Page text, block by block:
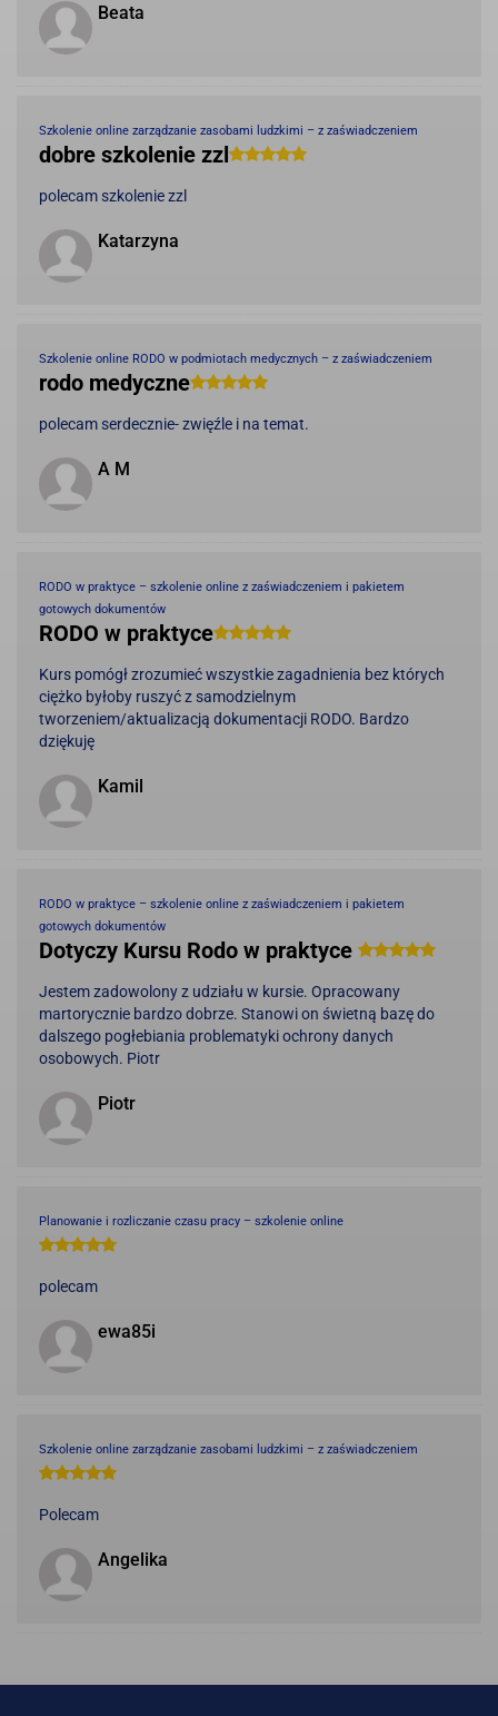
Beata
Szkolenie online zarządzanie zasobami ludzkimi – z zaświadczeniem
dobre szkolenie zzl
polecam szkolenie zzl
Katarzyna
Szkolenie online RODO w podmiotach medycznych – z zaświadczeniem
rodo medyczne
polecam serdecznie- zwięźle i na temat.
A M
RODO w praktyce – szkolenie online z zaświadczeniem i pakietem
gotowych dokumentów
RODO w praktyce
Kurs pomógł zrozumieć wszystkie zagadnienia bez których
ciężko byłoby ruszyć z samodzielnym
tworzeniem/aktualizacją dokumentacji RODO. Bardzo
dziękuję
Kamil
RODO w praktyce – szkolenie online z zaświadczeniem i pakietem
gotowych dokumentów
Dotyczy Kursu Rodo w praktyce
Jestem zadowolony z udziału w kursie. Opracowany
martorycznie bardzo dobrze. Stanowi on świetną bazę do
dalszego pogłebiania problematyki ochrony danych
osobowych. Piotr
Piotr
Planowanie i rozliczanie czasu pracy – szkolenie online
polecam
ewa85i
Szkolenie online zarządzanie zasobami ludzkimi – z zaświadczeniem
Polecam
Angelika